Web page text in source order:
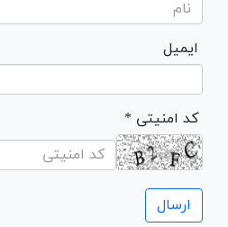
ایمیل
* کد امنیتی